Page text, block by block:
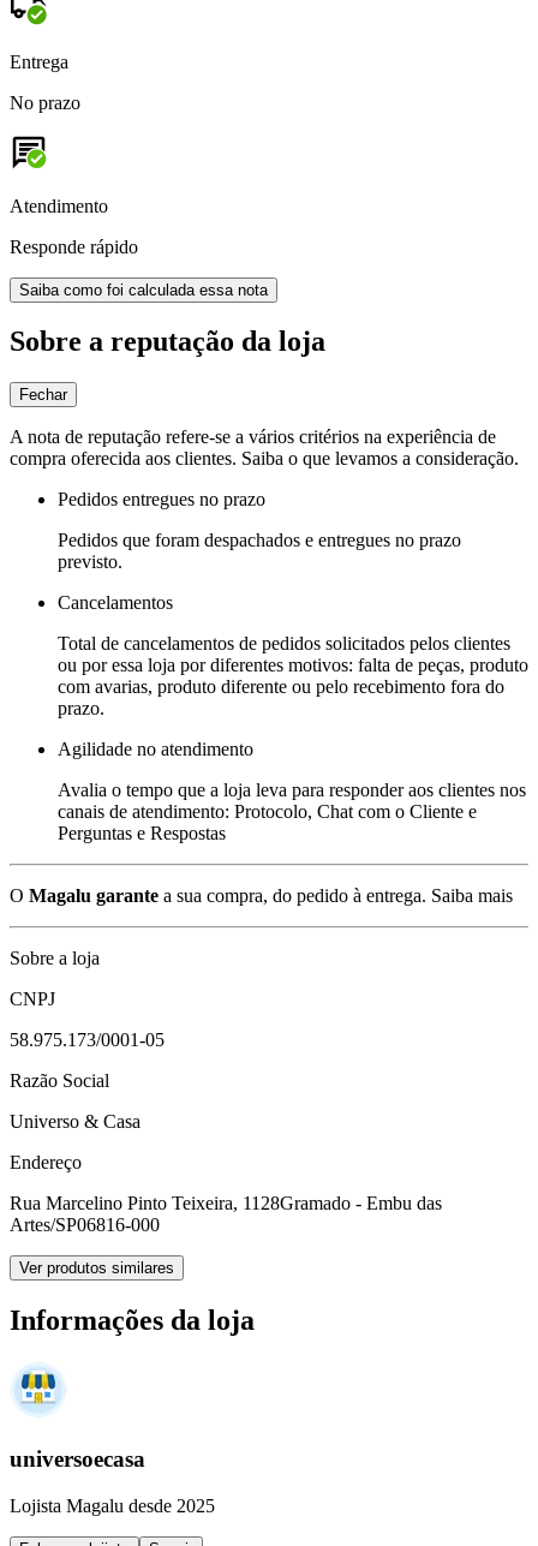
Entrega
No prazo
Atendimento
Responde rápido
Saiba como foi calculada essa nota
Sobre a reputação da loja
Fechar
A nota de reputação refere-se a vários critérios na experiência de
compra oferecida aos clientes. Saiba o que levamos a consideração.
Pedidos entregues no prazo
Pedidos que foram despachados e entregues no prazo
previsto.
Cancelamentos
Total de cancelamentos de pedidos solicitados pelos clientes
ou por essa loja por diferentes motivos: falta de peças, produto
com avarias, produto diferente ou pelo recebimento fora do
prazo.
Agilidade no atendimento
Avalia o tempo que a loja leva para responder aos clientes nos
canais de atendimento: Protocolo, Chat com o Cliente e
Perguntas e Respostas
O Magalu garante a sua compra, do pedido à entrega. Saiba mais
Sobre a loja
CNPJ
58.975.173/0001-05
Razão Social
Universo & Casa
Endereço
Rua Marcelino Pinto Teixeira, 1128Gramado - Embu das
Artes/SP06816-000
Ver produtos similares
Informações da loja
universoecasa
Lojista Magalu desde 2025